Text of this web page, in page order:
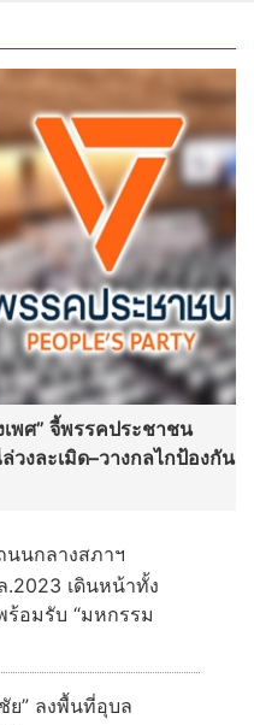
พศ” จี้พรรคประชาชน
งละเมิด–วางกลไกป้องกัน
นกลางสภาฯ
.2023 เดินหน้าทั้ง
ร้อมรับ “มหกรรม
ย” ลงพื้นที่อุบล